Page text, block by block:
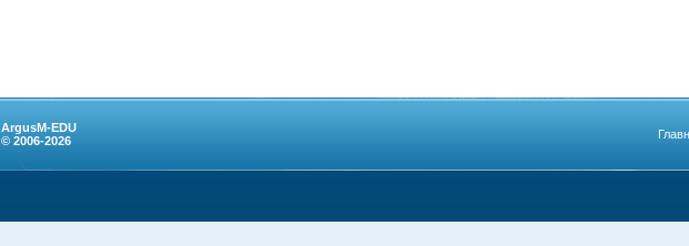
ArgusM-EDU
© 2006-2026